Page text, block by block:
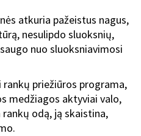
atkuria pažeistus nagus,
nesulipdo sluoksnių,
nuo sluoksniavimosi
rankų priežiūros programa,
medžiagos aktyviai valo,
odą, ją skaistina,